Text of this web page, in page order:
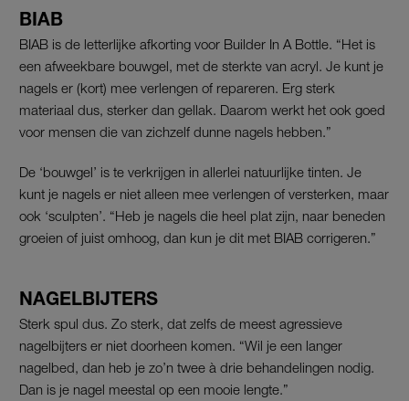
BIAB
BIAB is de letterlijke afkorting voor Builder In A Bottle. “Het is
een afweekbare bouwgel, met de sterkte van acryl. Je kunt je
nagels er (kort) mee verlengen of repareren. Erg sterk
materiaal dus, sterker dan gellak. Daarom werkt het ook goed
voor mensen die van zichzelf dunne nagels hebben.”
De ‘bouwgel’ is te verkrijgen in allerlei natuurlijke tinten. Je
kunt je nagels er niet alleen mee verlengen of versterken, maar
ook ‘sculpten’. “Heb je nagels die heel plat zijn, naar beneden
groeien of juist omhoog, dan kun je dit met BIAB corrigeren.”
NAGELBIJTERS
Sterk spul dus. Zo sterk, dat zelfs de meest agressieve
nagelbijters er niet doorheen komen. “Wil je een langer
nagelbed, dan heb je zo’n twee à drie behandelingen nodig.
Dan is je nagel meestal op een mooie lengte.”